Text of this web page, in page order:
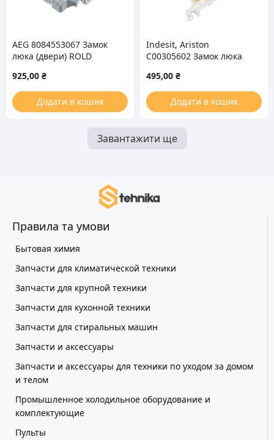
AEG 8084553067 Замок
люка (двери) ROLD
машины
925,00 ₴
Додати в кошик
Indesit, Ariston
C00305602 Замок люка
стиральной машины
495,00 ₴
Додати в кошик
Завантажити ще
Правила та умови
Бытовая химия
Запчасти для климатической техники
Запчасти для крупной техники
Запчасти для кухонной техники
Запчасти для стиральных машин
Запчасти и аксессуары
Запчасти и аксессуары для техники по уходом за домом
и телом
Промышленное холодильное оборудование и
комплектующие
Пульты